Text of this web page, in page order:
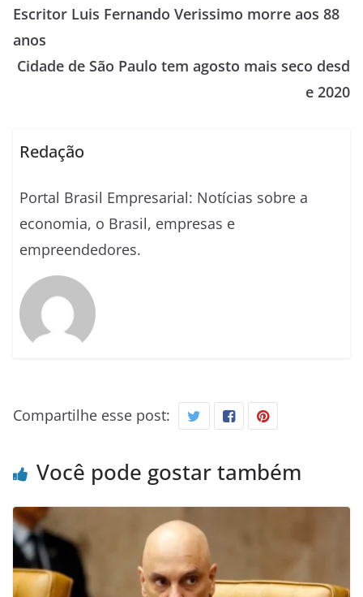
Escritor Luis Fernando Verissimo morre aos 88
anos
Cidade de São Paulo tem agosto mais seco desd
e 2020
Redação
Portal Brasil Empresarial: Notícias sobre a
economia, o Brasil, empresas e
empreendedores.
Compartilhe esse post:
Você pode gostar também